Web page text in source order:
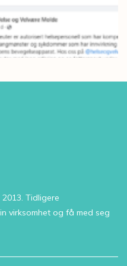
Tidligere
virksomhet og få med seg